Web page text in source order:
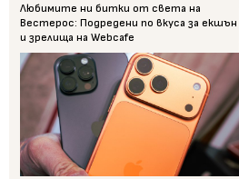
Любимите ни битки от света на
Вестерос: Подредени по вкуса за екшън
и зрелища на Webcafe